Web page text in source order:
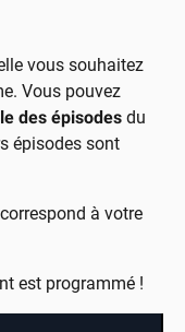
vous souhaitez
Vous pouvez
des épisodesdu
épisodes sont
à votre
est programmé !